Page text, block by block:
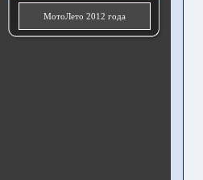
МотоЛето 2012 года